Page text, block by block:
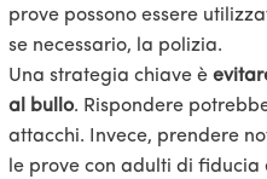
prove possono essere
se necessario, la polizia.
Una strategia chiave è
al bullo. Rispondere
attacchi. Invece, prendere
le prove con adulti di fiducia